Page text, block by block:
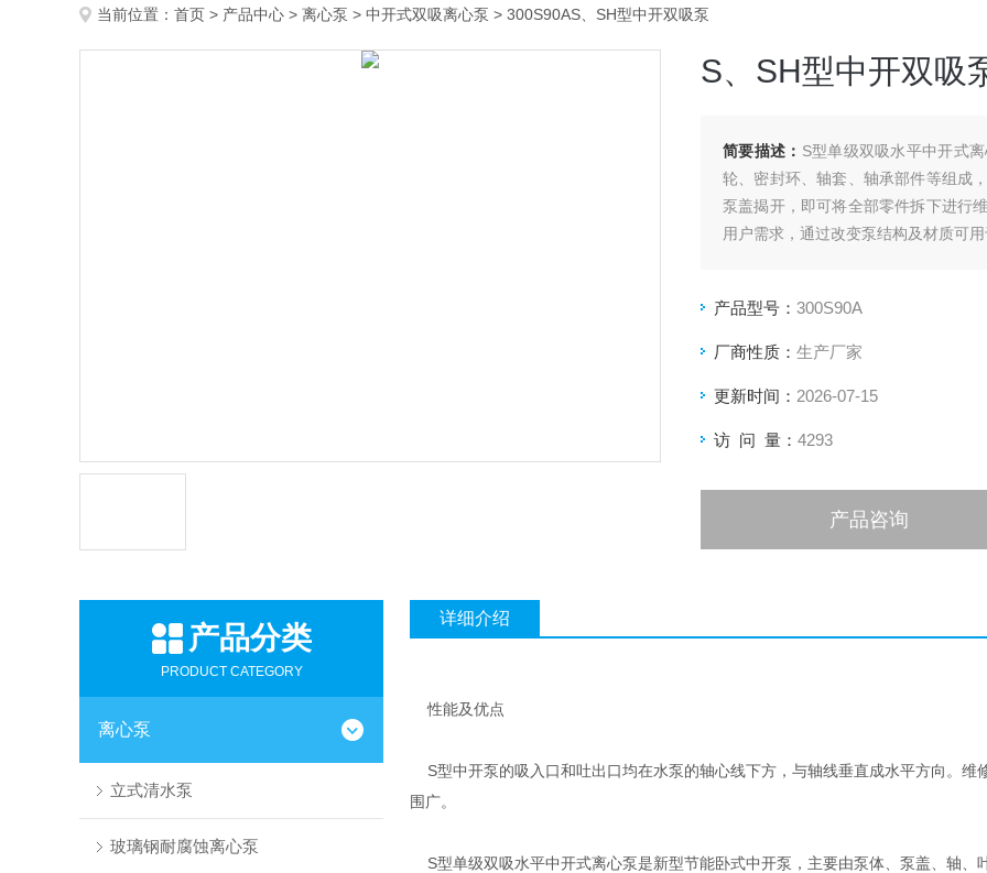
当前位置： 首页 > 产品中心 > 离心泵 > 中开式双吸离心泵 > 300S90AS、SH型中开双吸泵
S、SH型中开双吸
简要描述： S型单级双吸水平中开式
轮、密封环、轴套、轴承部件等组成
泵盖揭开，即可将全部零件拆下进行
用户需求，通过改变泵结构及材质可
产品型号： 300S90A
厂商性质： 生产厂家
更新时间： 2026-07-15
访 问 量： 4293
产品咨询
产品分类
PRODUCT CATEGORY
离心泵
立式清水泵
玻璃钢耐腐蚀离心泵
详细介绍
性能及优点
S型中开泵的吸入口和吐出口均在水泵的轴心线下方，与轴线垂直成水平方向。维
围广。
S型单级双吸水平中开式离心泵是新型节能卧式中开泵，主要由泵体、泵盖、轴、